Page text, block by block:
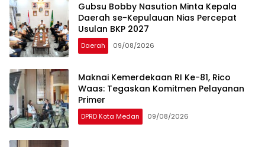
Gubsu Bobby Nasution Minta Kepala
Daerah se-Kepulauan Nias Percepat
Usulan BKP 2027
Daerah 09/08/2026
Maknai Kemerdekaan RI Ke-81, Rico
Waas: Tegaskan Komitmen Pelayanan
Primer
DPRD Kota Medan 09/08/2026